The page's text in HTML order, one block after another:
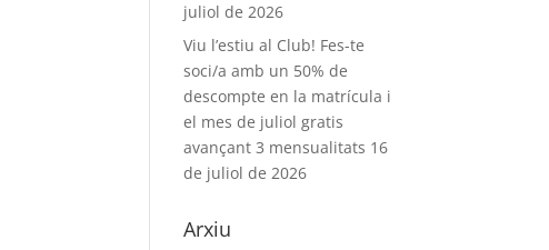
juliol de 2026
Viu l’estiu al Club! Fes-te
soci/a amb un 50% de
descompte en la matrícula i
el mes de juliol gratis
avançant 3 mensualitats 16
de juliol de 2026
Arxiu